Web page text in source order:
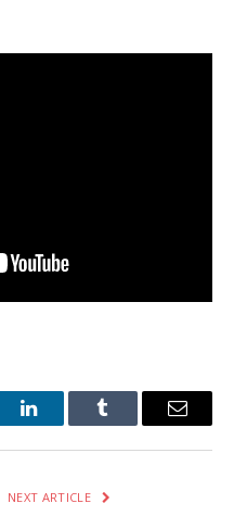
LinkedInTumblr Email
NEXT ARTICLE